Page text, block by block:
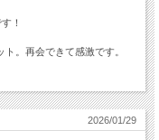
！
。再会できて感激です。
2026/01/29